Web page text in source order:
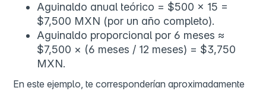
Aguinaldo anual teórico = $500 × 15 =
$7,500 MXN (por un año completo).
Aguinaldo proporcional por 6 meses ≈
$7,500 × (6 meses / 12 meses) = $3,750
MXN.
En este ejemplo, te corresponderían aproximadamente